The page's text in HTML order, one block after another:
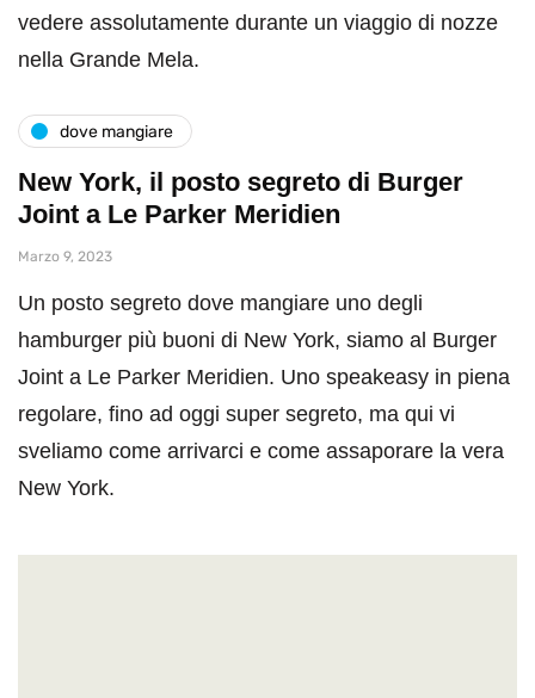
vedere assolutamente durante un viaggio di nozze
nella Grande Mela.
dove mangiare
New York, il posto segreto di Burger
Joint a Le Parker Meridien
Marzo 9, 2023
Un posto segreto dove mangiare uno degli
hamburger più buoni di New York, siamo al Burger
Joint a Le Parker Meridien. Uno speakeasy in piena
regolare, fino ad oggi super segreto, ma qui vi
sveliamo come arrivarci e come assaporare la vera
New York.